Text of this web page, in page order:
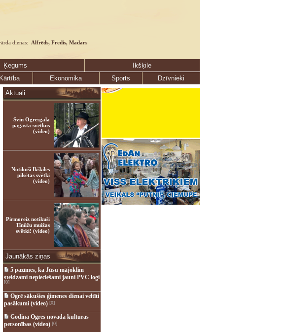
dienas: Alfrēds, Fredis, Madars
Ķegums
Ikšķile
Kārtība Ekonomika Sports
Dzīvnieki
Aktuāli
Svin Ogresgala
pagasta svētkus
(video)
Notikuši Ikšķiles
pilsētas svētki
(video)
Pirmoreiz notikuši
Tīnūžu muižas
svētki! (video)
Jaunākās ziņas
5 pazīmes, ka Jūsu mājoklim
steidzami nepieciešami jauni PVC logi
[0]
Ogrē sākušies ģimenes dienai veltīti
pasākumi (video)[0]
Godina Ogres novada kultūras
personības (video)[0]